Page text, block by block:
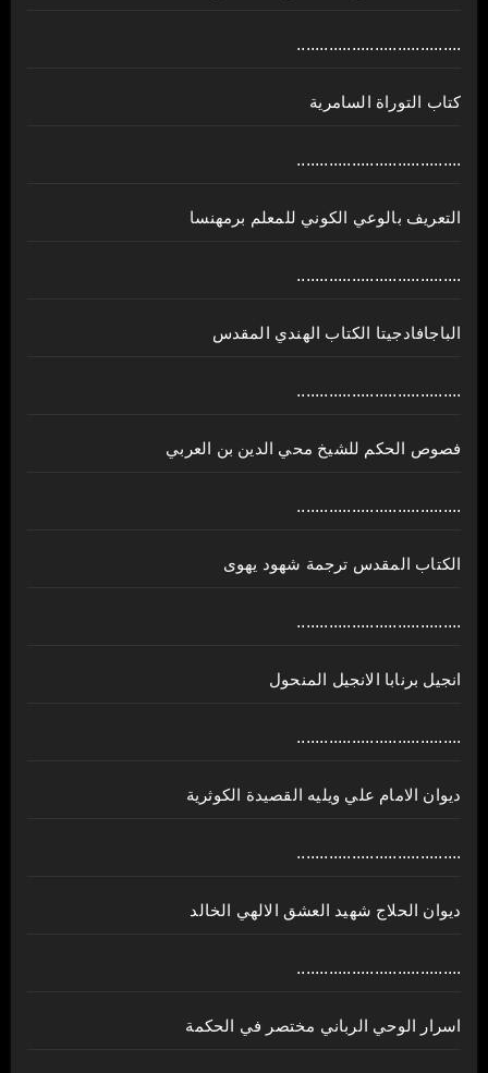
....................................
كتاب التوراة السامرية
....................................
ﺍﻟﺘﻌﺮﻳﻒ ﺑﺎﻟﻮﻋﻲ ﺍﻟﻜﻮﻧﻲ للمعلم برمهنسا
....................................
الباجافادجيتا الكتاب الهندي المقدس
....................................
فصوص الحكم للشيخ محي الدين بن العربي
....................................
الكتاب المقدس ترجمة شهود يهوى
....................................
انجيل برنابا الانجيل المنحول
....................................
ديوان الامام علي ويليه القصيدة الكوثرية
....................................
ديوان الحلاج شهيد العشق الالهي الخالد
....................................
اسرار الوحي الرباني مختصر في الحكمة